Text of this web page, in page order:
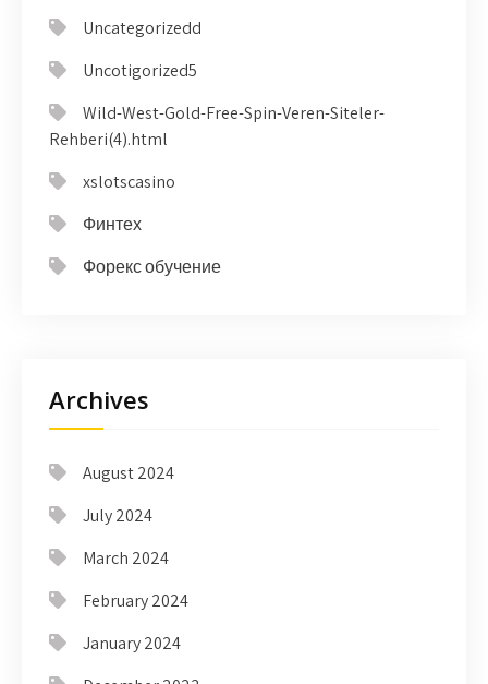
Uncategorizedd
Uncotigorized5
Wild-West-Gold-Free-Spin-Veren-Siteler-
Rehberi(4).html
xslotscasino
Финтех
Форекс обучение
Archives
August 2024
July 2024
March 2024
February 2024
January 2024